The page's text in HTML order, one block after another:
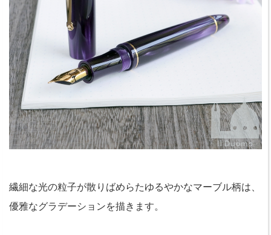
繊細な光の粒子が散りばめらたゆるやかなマーブル柄は、
優雅なグラデーションを描きます。